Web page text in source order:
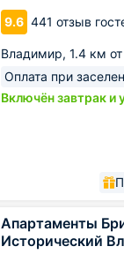
9.6 441 отзыв
Владимир, 1.4 км
Оплата при
Включён завтрак и
Апартаменты
Исторический